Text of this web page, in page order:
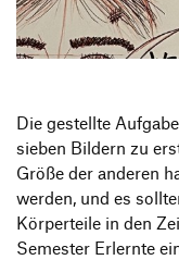
Transfer und
Produktgestaltung
Strategische
Die gestellte
sieben Bildern zu
Größe der anderen
werden, und es
Körperteile in den
Semester Erlernte